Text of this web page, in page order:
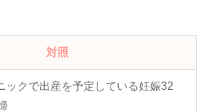
対照
ックで出産を予定している妊娠32